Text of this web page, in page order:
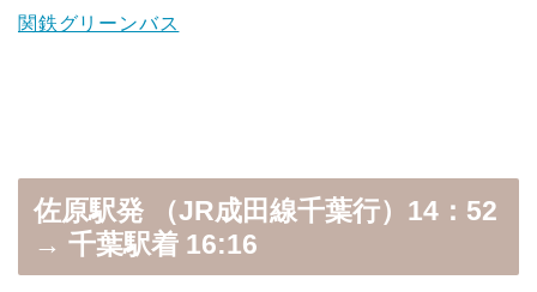
関鉄グリーンバス
佐原駅発 （JR成田線千葉行）14：52
→ 千葉駅着 16:16